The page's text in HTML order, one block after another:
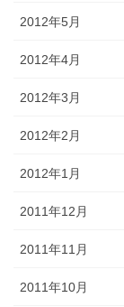
2012年5月
2012年4月
2012年3月
2012年2月
2012年1月
2011年12月
2011年11月
2011年10月